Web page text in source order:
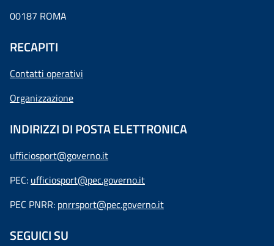
00187 ROMA
RECAPITI
Contatti operativi
Organizzazione
INDIRIZZI DI POSTA ELETTRONICA
ufficiosport@governo.it
PEC: ufficiosport@pec.governo.it
PEC PNRR: pnrrsport@pec.governo.it
SEGUICI SU